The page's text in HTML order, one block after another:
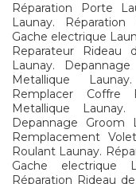
Réparation Porte
Launay.
Gache electrique
Reparateur Rideau
Launay.
Metallique
Remplacer Coffre
Metallique
Depannage Groom
Remplacement
Roulant Launay.
Gache electrique
Réparation Rideau